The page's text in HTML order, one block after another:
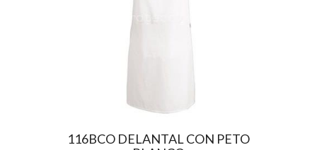
116BCO DELANTAL CON PETO